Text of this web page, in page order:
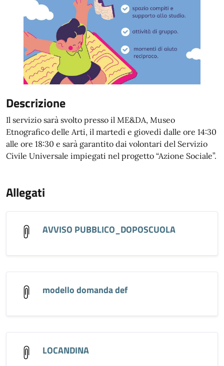
Descrizione
Il servizio sarà svolto presso il ME&DA, Museo
Etnografico delle Arti, il martedì e giovedì dalle ore 14:30
alle ore 18:30 e sarà garantito dai volontari del Servizio
Civile Universale impiegati nel progetto “Azione Sociale”.
Allegati
AVVISO PUBBLICO_DOPOSCUOLA
modello domanda def
LOCANDINA